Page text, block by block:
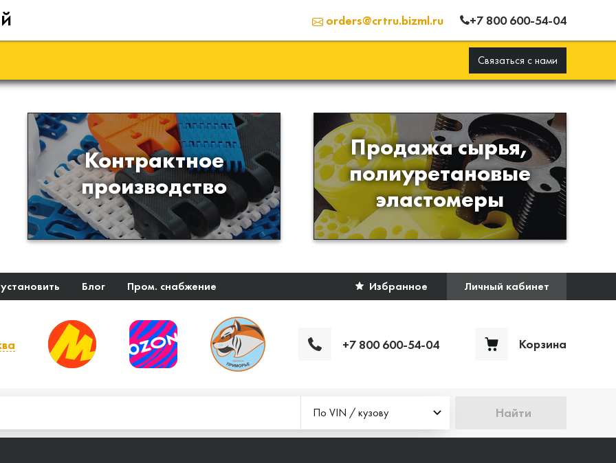
orders@crtru.bizml.ru +7 800 600-54-04
Связаться с нами
Контрактное
производство
Производство изделий из
пластиков и полимеров по
образцам либо чертежам
заказчика
Продажа сырья,
полиуретановые
эластомеры
Продажа сырья для
производства изделий из
полиуретана
Блог Пром. снабжение Избранное Личный кабинет
+7 800 600-54-04 Корзина
По VIN / кузову Найти